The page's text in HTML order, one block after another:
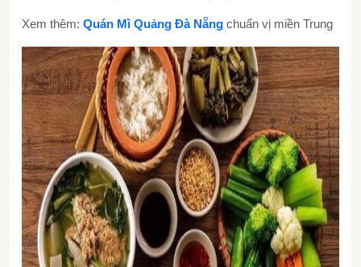
Xem thêm: Quán Mì Quảng Đà Nẵng chuẩn vị miền Trung